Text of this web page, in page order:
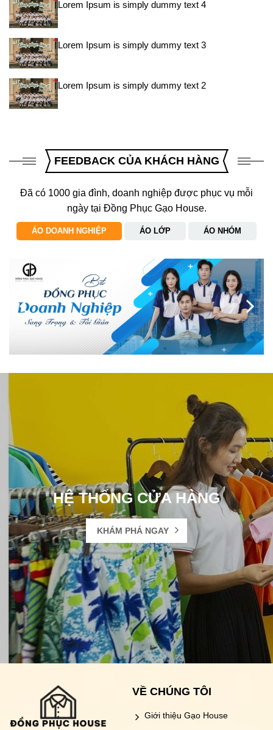
Lorem Ipsum is simply dummy text 4
Lorem Ipsum is simply dummy text 3
Lorem Ipsum is simply dummy text 2
FEEDBACK CỦA KHÁCH HÀNG
Đã có 1000 gia đình, doanh nghiệp được phục vụ mỗi
ngày tại Đồng Phục Gạo House.
ÁO DOANH NGHIỆP ÁO LỚP ÁO NHÓM
HỆ THỐNG CỬA HÀNG
KHÁM PHÁ NGAY
VỀ CHÚNG TÔI
Giới thiệu Gạo House